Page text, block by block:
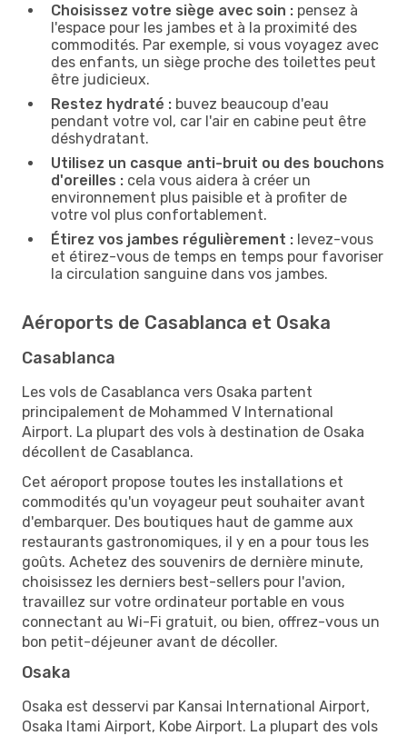
Choisissez votre siège avec soin : pensez à
l'espace pour les jambes et à la proximité des
commodités. Par exemple, si vous voyagez avec
des enfants, un siège proche des toilettes peut
être judicieux.
Restez hydraté : buvez beaucoup d'eau
pendant votre vol, car l'air en cabine peut être
déshydratant.
Utilisez un casque anti-bruit ou des bouchons
d'oreilles : cela vous aidera à créer un
environnement plus paisible et à profiter de
votre vol plus confortablement.
Étirez vos jambes régulièrement : levez-vous
et étirez-vous de temps en temps pour favoriser
la circulation sanguine dans vos jambes.
Aéroports de Casablanca et Osaka
Casablanca
Les vols de Casablanca vers Osaka partent
principalement de Mohammed V International
Airport. La plupart des vols à destination de Osaka
décollent de Casablanca.
Cet aéroport propose toutes les installations et
commodités qu'un voyageur peut souhaiter avant
d'embarquer. Des boutiques haut de gamme aux
restaurants gastronomiques, il y en a pour tous les
goûts. Achetez des souvenirs de dernière minute,
choisissez les derniers best-sellers pour l'avion,
travaillez sur votre ordinateur portable en vous
connectant au Wi-Fi gratuit, ou bien, offrez-vous un
bon petit-déjeuner avant de décoller.
Osaka
Osaka est desservi par Kansai International Airport,
Osaka Itami Airport, Kobe Airport. La plupart des vols